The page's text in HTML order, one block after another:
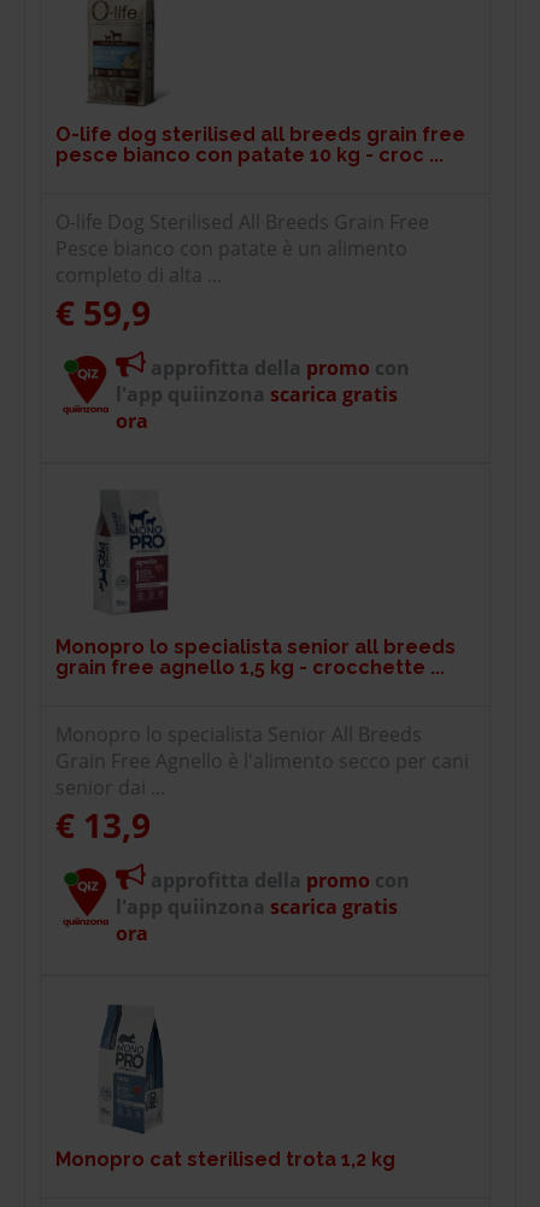
O-life dog sterilised all breeds grain free
pesce bianco con patate 10 kg - croc ...
O-life Dog Sterilised All Breeds Grain Free
Pesce bianco con patate è un alimento
completo di alta ...
€ 59,9
approfitta della promo con
l'app quiinzona scarica gratis
ora
Monopro lo specialista senior all breeds
grain free agnello 1,5 kg - crocchette ...
Monopro lo specialista Senior All Breeds
Grain Free Agnello è l'alimento secco per cani
senior dai ...
€ 13,9
approfitta della promo con
l'app quiinzona scarica gratis
ora
Monopro cat sterilised trota 1,2 kg